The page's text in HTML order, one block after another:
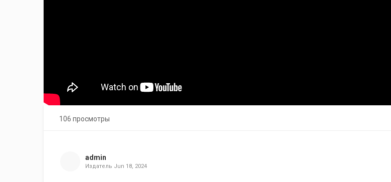
106 просмотры
admin
Издатель Jun 18, 2024